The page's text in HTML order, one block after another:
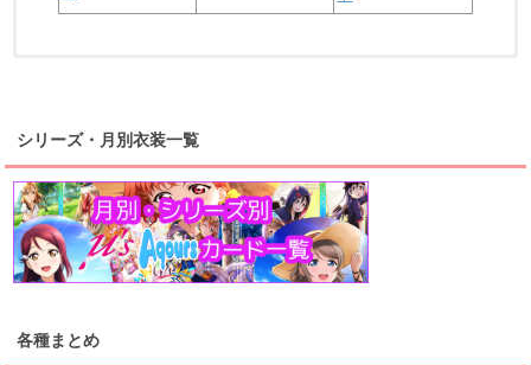
桜内梨子 高海千歌 渡辺曜
浦の星女学院1年生
上原歩夢 宮下愛 優木せつ菜
虹ヶ咲学園1年生
シリーズ・月別衣装一覧
各種まとめ